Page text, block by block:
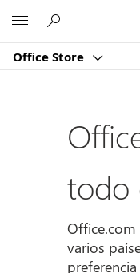
Office Store
todo
varios